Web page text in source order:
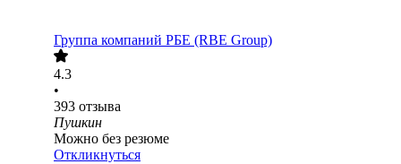
Группа компаний РБЕ (RBE Group)
4.3
•
393 отзыва
Пушкин
Можно без резюме
Откликнуться